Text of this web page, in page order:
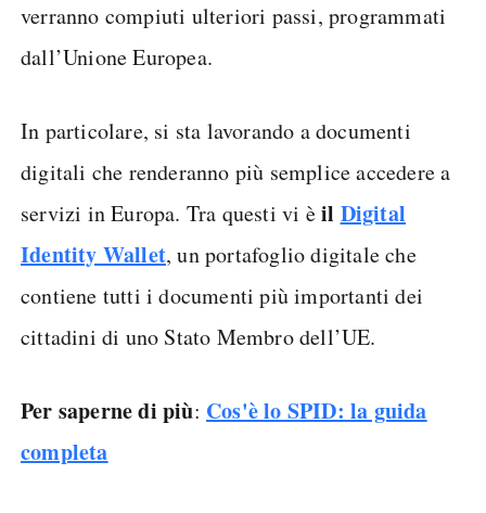
verranno compiuti ulteriori passi, programmati
dall’Unione Europea.
In particolare, si sta lavorando a documenti
digitali che renderanno più semplice accedere a
servizi in Europa. Tra questi vi èil Digital
Identity Wallet, un portafoglio digitale che
contiene tutti i documenti più importanti dei
cittadini di uno Stato Membro dell’UE.
Per saperne di più: Cos'è lo SPID: la guida
completa